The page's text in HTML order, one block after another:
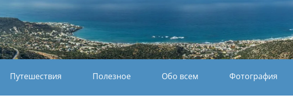
Путешествия Полезное Обо всем Фотография